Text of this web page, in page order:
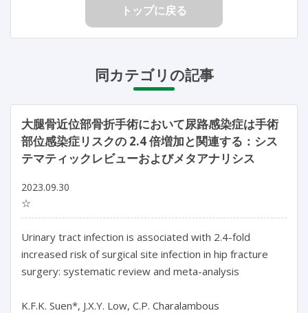
トップに戻る
同カテゴリの記事
大腿骨近位部骨折手術において尿路感染症は手術
部位感染症リスクの 2.4 倍増加と関連する：シス
テマティックレビューおよびメタアナリシス
2023.09.30
☆
Urinary tract infection is associated with 2.4-fold
increased risk of surgical site infection in hip fracture
surgery: systematic review and meta-analysis
K.F.K. Suen*, J.X.Y. Low, C.P. Charalambous